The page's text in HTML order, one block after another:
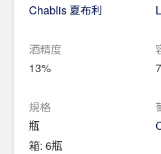
Chablis 夏布利
酒精度
13%
規格
瓶
箱: 6瓶